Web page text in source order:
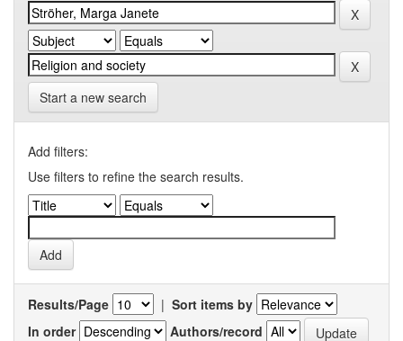
Start a new search
Add filters:
Use filters to refine the search results.
Results/Page | Sort items by
In order
Authors/record